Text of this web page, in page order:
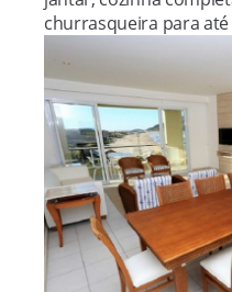
churrasqueira para até